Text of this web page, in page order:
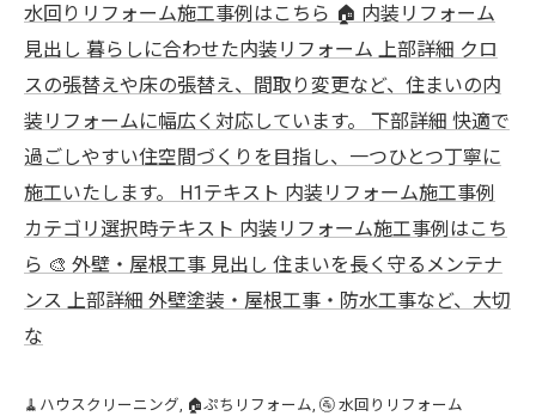
水回りリフォーム施工事例はこちら 🏠 内装リフォーム
見出し 暮らしに合わせた内装リフォーム 上部詳細 クロ
スの張替えや床の張替え、間取り変更など、住まいの内
装リフォームに幅広く対応しています。 下部詳細 快適で
過ごしやすい住空間づくりを目指し、一つひとつ丁寧に
施工いたします。 H1テキスト 内装リフォーム施工事例
カテゴリ選択時テキスト 内装リフォーム施工事例はこち
ら 🎨 外壁・屋根工事 見出し 住まいを長く守るメンテナ
ンス 上部詳細 外壁塗装・屋根工事・防水工事など、大切
な
🧹ハウスクリーニング 🏠ぷちリフォーム 🚰 水回りリフォーム